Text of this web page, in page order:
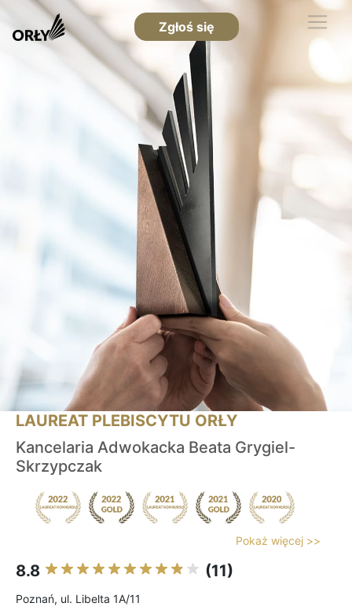
Zgłoś się
LAUREAT PLEBISCYTU ORŁY
Kancelaria Adwokacka Beata Grygiel-
Skrzypczak
Pokaż więcej >>
8.8 (11)
Poznań, ul. Libelta 1A/11